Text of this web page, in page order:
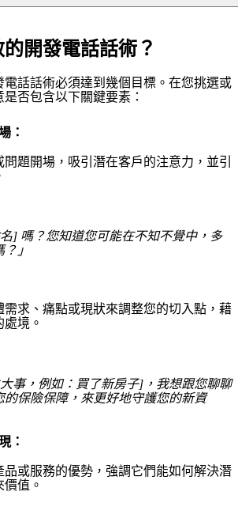
開發電話話術？
電話話術必須達到幾個目標。在您挑選或
否包含以下關鍵要素：
：
問題開場，吸引潛在客戶的注意力，並引
] 嗎？您知道您可能在不知不覺中，多
」
需求、痛點或現狀來調整您的切入點，藉
境。
事，例如：買了新房子]，我想跟您聊聊
的保險保障，來更好地守護您的新資
：
品或服務的優勢，強調它們能如何解決潛
值。